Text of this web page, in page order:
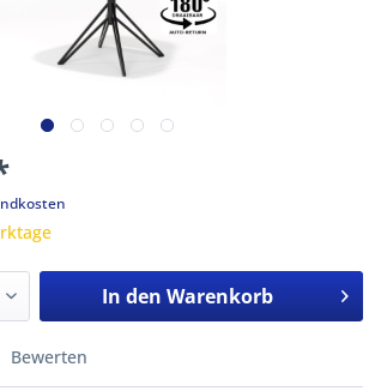
In den Warenkorb
Bewerten